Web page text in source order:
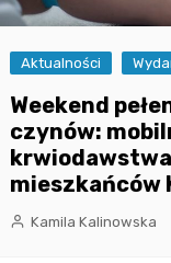
Aktualności
Weekend
czynów:
mieszkańców
Kamila Kalinowska